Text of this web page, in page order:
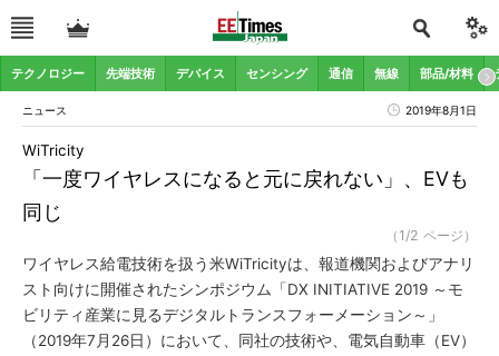
テクノロジー 先端技術 デバイス センシング 通信 無線 部品/材料
ニュース 2019年8月1日
「一度ワイヤレスになると元に戻れない」、EVも
同じ
WiTricity
（1/2 ページ）
ワイヤレス給電技術を扱う米WiTricityは、報道機関およびアナリ
スト向けに開催されたシンポジウム「DX INITIATIVE 2019 ～モ
ビリティ産業に見るデジタルトランスフォーメーション～」
（2019年7月26日）において、同社の技術や、電気自動車（EV）